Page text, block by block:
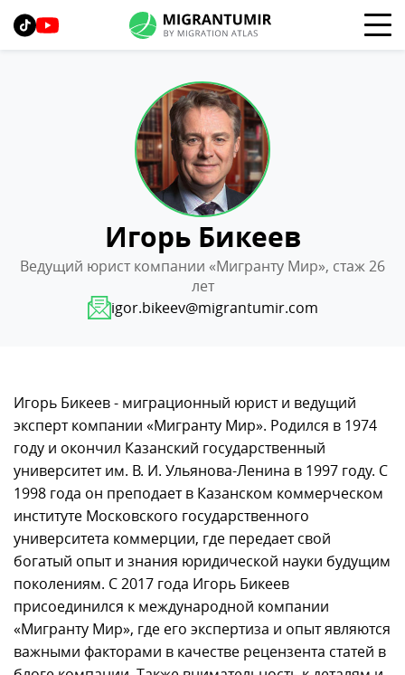
Игорь Бикеев
Ведущий юрист компании «Мигранту Мир», стаж 26
лет
igor.bikeev@migrantumir.com
Игорь Бикеев - миграционный юрист и ведущий
эксперт компании «Мигранту Мир». Родился в 1974
году и окончил Казанский государственный
университет им. В. И. Ульянова-Ленина в 1997 году. С
1998 года он преподает в Казанском коммерческом
институте Московского государственного
университета коммерции, где передает свой
богатый опыт и знания юридической науки будущим
поколениям. С 2017 года Игорь Бикеев
присоединился к международной компании
«Мигранту Мир», где его экспертиза и опыт являются
важными факторами в качестве рецензента статей в